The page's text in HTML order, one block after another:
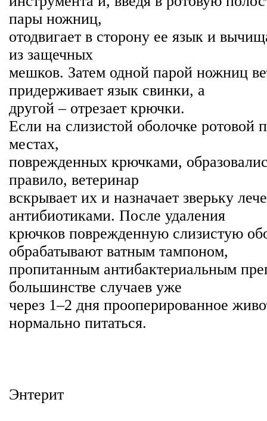
пары ножниц,
отодвигает в сторону ее язык и
из защечных
мешков. Затем одной парой ножниц
придерживает язык свинки, а
другой – отрезает крючки.
Если на слизистой оболочке ротовой
местах,
поврежденных крючками,
правило, ветеринар
вскрывает их и назначает зверьку
антибиотиками. После удаления
крючков поврежденную слизистую
обрабатывают ватным тампоном,
пропитанным антибактериальным
большинстве случаев уже
через 1–2 дня прооперированное
нормально питаться.
Энтерит